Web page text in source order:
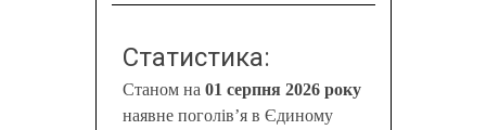
Статистика:
Станом на 01 серпня 2026 року
наявне поголів’я в Єдиному